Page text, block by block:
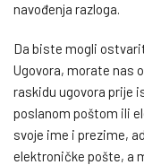
navođenja razloga.
Da biste mogli
Ugovora, morate nas
raskidu ugovora prije
poslanom poštom ili
svoje ime i prezime,
elektroničke pošte, a